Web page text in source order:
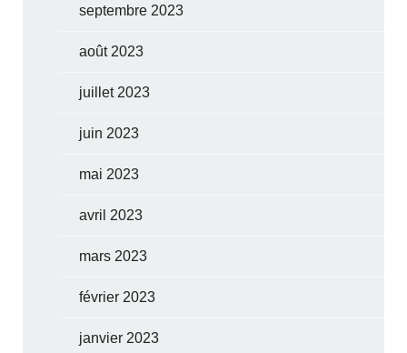
septembre 2023
août 2023
juillet 2023
juin 2023
mai 2023
avril 2023
mars 2023
février 2023
janvier 2023